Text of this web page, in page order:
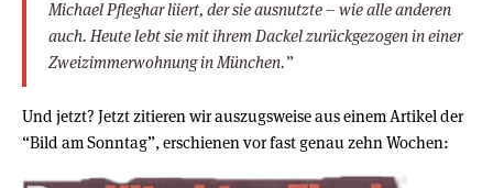
Michael Pfleghar liiert, der sie ausnutzte – wie alle anderen
auch. Heute lebt sie mit ihrem Dackel zurückgezogen in einer
Zweizimmerwohnung in München.”
Und jetzt? Jetzt zitieren wir auszugsweise aus einem Artikel der
“Bild am Sonntag”, erschienen vor fast genau zehn Wochen: